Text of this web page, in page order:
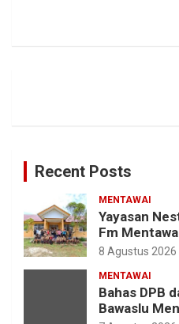
Recent Posts
MENTAWAI
Yayasan
Fm
Anak – Anak
8 Agustus 2026
MENTAWAI
Bahas DPB
Bawaslu